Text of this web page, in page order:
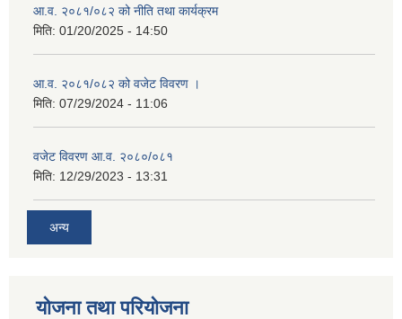
आ.व. २०८१/०८२ को नीति तथा कार्यक्रम
मिति: 01/20/2025 - 14:50
आ.व. २०८१/०८२ को वजेट विवरण ।
मिति: 07/29/2024 - 11:06
वजेट विवरण आ.व. २०८०/०८१
मिति: 12/29/2023 - 13:31
अन्य
योजना तथा परियोजना